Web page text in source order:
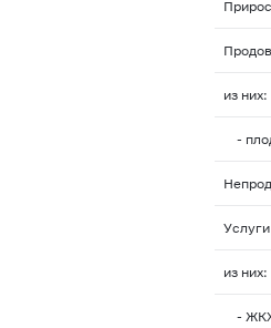
из них:
-
Услуги
из них:
-